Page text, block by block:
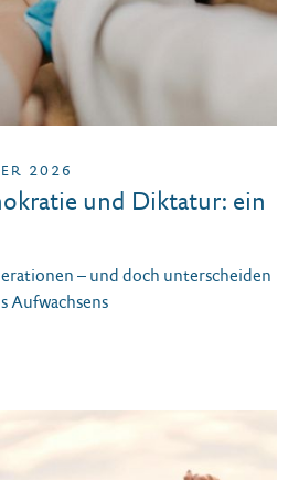
2026
und Diktatur: ein
– und doch unterscheiden
Aufwachsens